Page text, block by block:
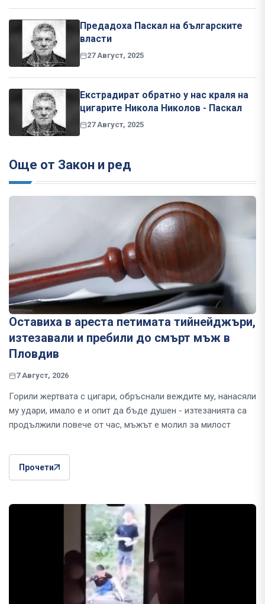
Предадоха Паскал на българските
власти
27 Август, 2025
Екстрадират обратно у нас краля на
цигарите Никола Николов - Паскал
27 Август, 2025
Още от Закон и ред
Оставиха в ареста петимата тийнейджъри,
изтезавали и пребили до смърт мъж в
Пловдив
7 Август, 2026
Горили жертвата с цигари, обръснали веждите му, нанасяли
му удари, имало е и опит да бъде душен - изтезанията са
продължили повече от час, мъжът е молил за милост
Прочети